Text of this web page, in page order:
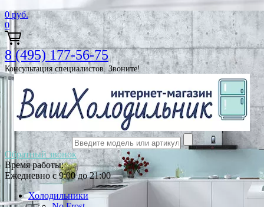
0 руб.
0
8 (495) 177-56-75
Консультация специалистов. Звоните!
Обратный звонок
Время работы:
Ежедневно с 9:00 до 21:00
Холодильники